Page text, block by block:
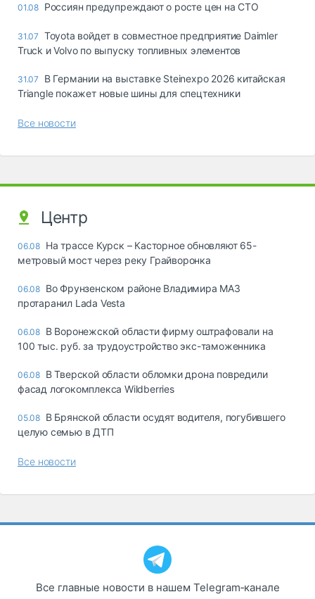
01.08 Россиян предупреждают о росте цен на СТО
31.07 Toyota войдет в совместное предприятие Daimler
Truck и Volvo по выпуску топливных элементов
31.07
В Германии на выставке Steinexpo 2026 китайская
Triangle покажет новые шины для спецтехники
Все новости
Центр
06.08 На трассе Курск – Касторное обновляют 65-
метровый мост через реку Грайворонка
06.08 Во Фрунзенском районе Владимира МАЗ
протаранил Lada Vesta
06.08 В Воронежской области фирму оштрафовали на
100 тыс. руб. за трудоустройство экс-таможенника
06.08 В Тверской области обломки дрона повредили
фасад логокомплекса Wildberries
05.08 В Брянской области осудят водителя, погубившего
целую семью в ДТП
Все новости
Все главные новости в нашем Telegram‑канале